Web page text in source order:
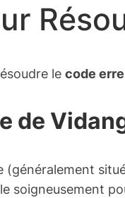
le code
de
soigneusement